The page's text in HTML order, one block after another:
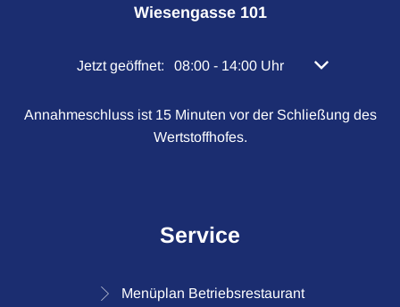
Wiesengasse 101
Klicken, um weitere Öffnungs- oder Schließzeiten
Jetzt geöffnet: 08:00 - 14:00 Uhr Von 08:00 bis
Annahmeschluss ist 15 Minuten vor der Schließung des
Wertstoffhofes.
Service
Menüplan Betriebsrestaurant